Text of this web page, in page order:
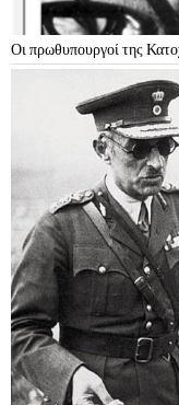
Οι πρωθυπουργοί της